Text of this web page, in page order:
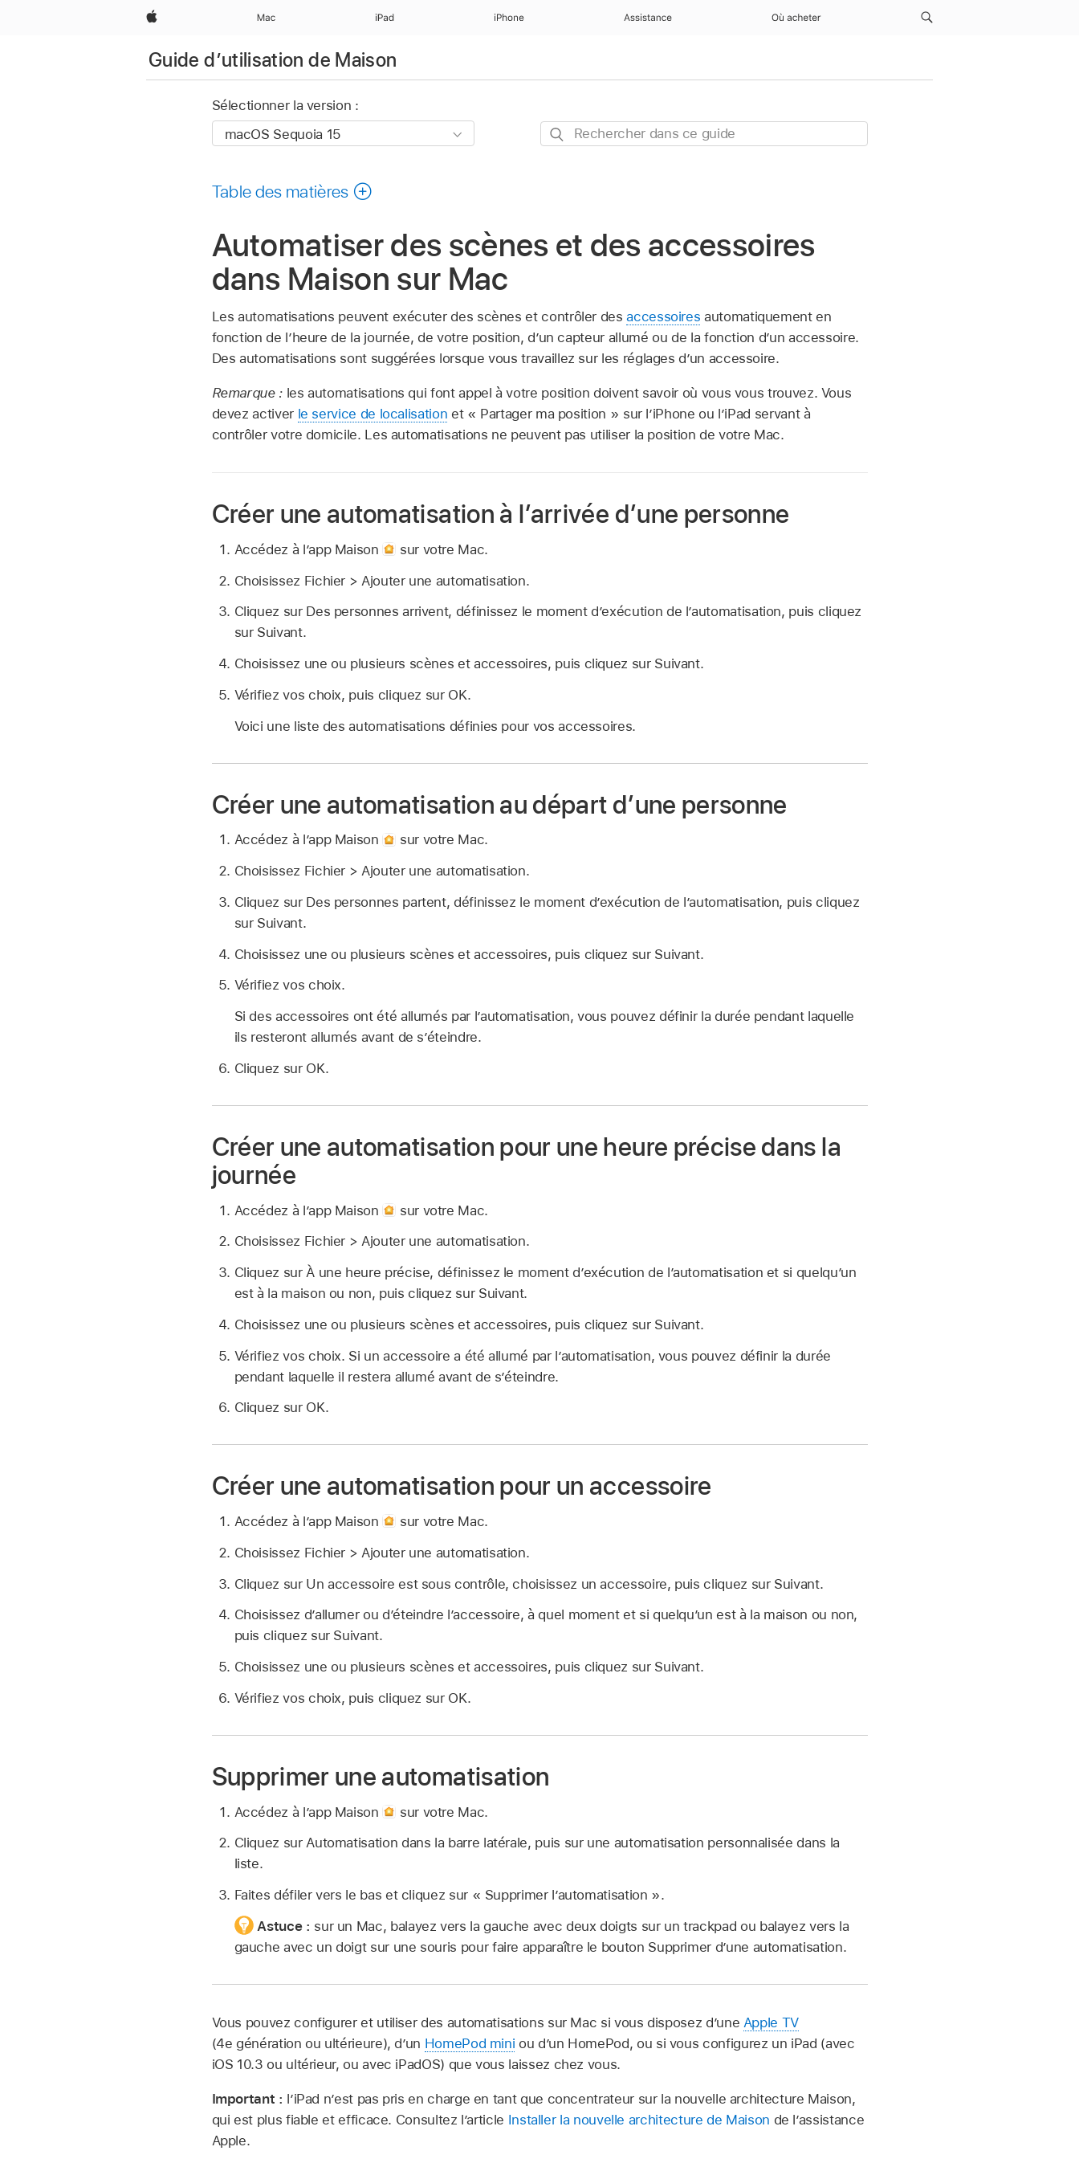
Apple Mac iPad iPhone Assistance Où acheter
Guide d’utilisation de Maison
Sélectionner la version :
Rechercher
Table des matières
Automatiser des scènes et des accessoires
dans Maison sur Mac
Les automatisations peuvent exécuter des scènes et contrôler desaccessoires automatiquement en
fonction de l’heure de la journée, de votre position, d’un capteur allumé ou de la fonction d’un accessoire.
Des automatisations sont suggérées lorsque vous travaillez sur les réglages d’un accessoire.
Remarque : les automatisations qui font appel à votre position doivent savoir où vous vous trouvez. Vous
devez activer le service de localisation et « Partager ma position » sur l’iPhone ou l’iPad servant à
contrôler votre domicile. Les automatisations ne peuvent pas utiliser la position de votre Mac.
Créer une automatisation à l’arrivée d’une personne
Accédez à l’app Maison
sur votre Mac.
Choisissez Fichier > Ajouter une automatisation.
Cliquez sur Des personnes arrivent, définissez le moment d’exécution de l’automatisation, puis cliquez
sur Suivant.
Choisissez une ou plusieurs scènes et accessoires, puis cliquez sur Suivant.
Vérifiez vos choix, puis cliquez sur OK.
Voici une liste des automatisations définies pour vos accessoires.
Créer une automatisation au départ d’une personne
Accédez à l’app Maison
sur votre Mac.
Choisissez Fichier > Ajouter une automatisation.
Cliquez sur Des personnes partent, définissez le moment d’exécution de l’automatisation, puis cliquez
sur Suivant.
Choisissez une ou plusieurs scènes et accessoires, puis cliquez sur Suivant.
Vérifiez vos choix.
Si des accessoires ont été allumés par l’automatisation, vous pouvez définir la durée pendant laquelle
ils resteront allumés avant de s’éteindre.
Cliquez sur OK.
Créer une automatisation pour une heure précise dans la
journée
Accédez à l’app Maison
sur votre Mac.
Choisissez Fichier > Ajouter une automatisation.
Cliquez sur À une heure précise, définissez le moment d’exécution de l’automatisation et si quelqu’un
est à la maison ou non, puis cliquez sur Suivant.
Choisissez une ou plusieurs scènes et accessoires, puis cliquez sur Suivant.
Vérifiez vos choix. Si un accessoire a été allumé par l’automatisation, vous pouvez définir la durée
pendant laquelle il restera allumé avant de s’éteindre.
Cliquez sur OK.
Créer une automatisation pour un accessoire
Accédez à l’app Maison
sur votre Mac.
Choisissez Fichier > Ajouter une automatisation.
Cliquez sur Un accessoire est sous contrôle, choisissez un accessoire, puis cliquez sur Suivant.
Choisissez d’allumer ou d’éteindre l’accessoire, à quel moment et si quelqu’un est à la maison ou non,
puis cliquez sur Suivant.
Choisissez une ou plusieurs scènes et accessoires, puis cliquez sur Suivant.
Vérifiez vos choix, puis cliquez sur OK.
Supprimer une automatisation
Accédez à l’app Maison
sur votre Mac.
Cliquez sur Automatisation dans la barre latérale, puis sur une automatisation personnalisée dans la
liste.
Faites défiler vers le bas et cliquez sur « Supprimer l’automatisation ».
Astuce : sur un Mac, balayez vers la gauche avec deux doigts sur un trackpad ou balayez vers la
gauche avec un doigt sur une souris pour faire apparaître le bouton Supprimer d’une automatisation.
Vous pouvez configurer et utiliser des automatisations sur Mac si vous disposez d’une Apple TV
(4e génération ou ultérieure), d’un HomePod mini ou d’un HomePod, ou si vous configurez un iPad (avec
iOS 10.3 ou ultérieur, ou avec iPadOS) que vous laissez chez vous.
Important : l’iPad n’est pas pris en charge en tant que concentrateur sur la nouvelle architecture Maison,
qui est plus fiable et efficace. Consultez l’article Installer la nouvelle architecture de Maison de l’assistance
Apple.